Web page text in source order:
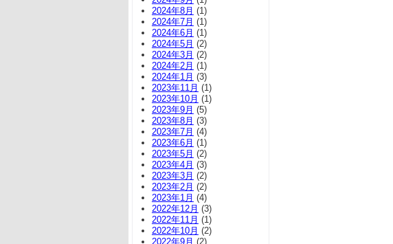
2024年8月 (1)
2024年7月 (1)
2024年6月 (1)
2024年5月 (2)
2024年3月 (2)
2024年2月 (1)
2024年1月 (3)
2023年11月 (1)
2023年10月 (1)
2023年9月 (5)
2023年8月 (3)
2023年7月 (4)
2023年6月 (1)
2023年5月 (2)
2023年4月 (3)
2023年3月 (2)
2023年2月 (2)
2023年1月 (4)
2022年12月 (3)
2022年11月 (1)
2022年10月 (2)
2022年9月 (2)